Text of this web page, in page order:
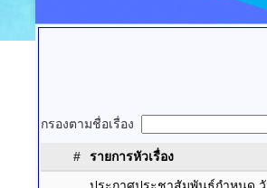
กรองตามชื่อเรื่อง
# รายการหัวเรื่อง